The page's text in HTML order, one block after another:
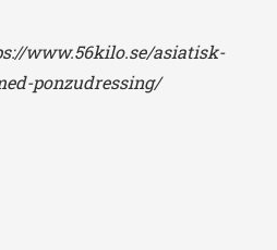
www.56kilo.se/asiatisk-
ponzudressing/